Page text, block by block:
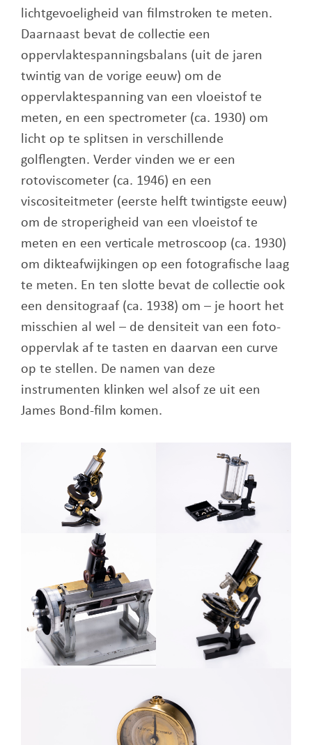
lichtgevoeligheid van filmstroken te meten.
Daarnaast bevat de collectie een
oppervlaktespanningsbalans (uit de jaren
twintig van de vorige eeuw) om de
oppervlaktespanning van een vloeistof te
meten, en een spectrometer (ca. 1930) om
licht op te splitsen in verschillende
golflengten. Verder vinden we er een
rotoviscometer (ca. 1946) en een
viscositeitmeter (eerste helft twintigste eeuw)
om de stroperigheid van een vloeistof te
meten en een verticale metroscoop (ca. 1930)
om dikteafwijkingen op een fotografische laag
te meten. En ten slotte bevat de collectie ook
een densitograaf (ca. 1938) om – je hoort het
misschien al wel – de densiteit van een foto-
oppervlak af te tasten en daarvan een curve
op te stellen. De namen van deze
instrumenten klinken wel alsof ze uit een
James Bond-film komen.